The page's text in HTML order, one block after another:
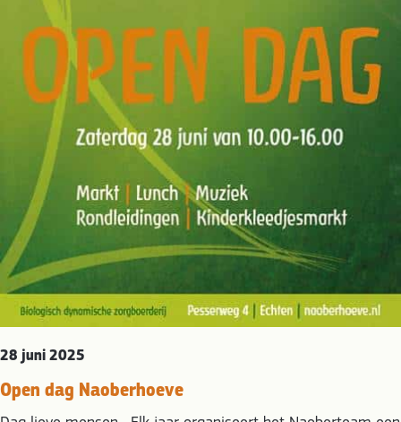
28 juni 2025
Open dag Naoberhoeve